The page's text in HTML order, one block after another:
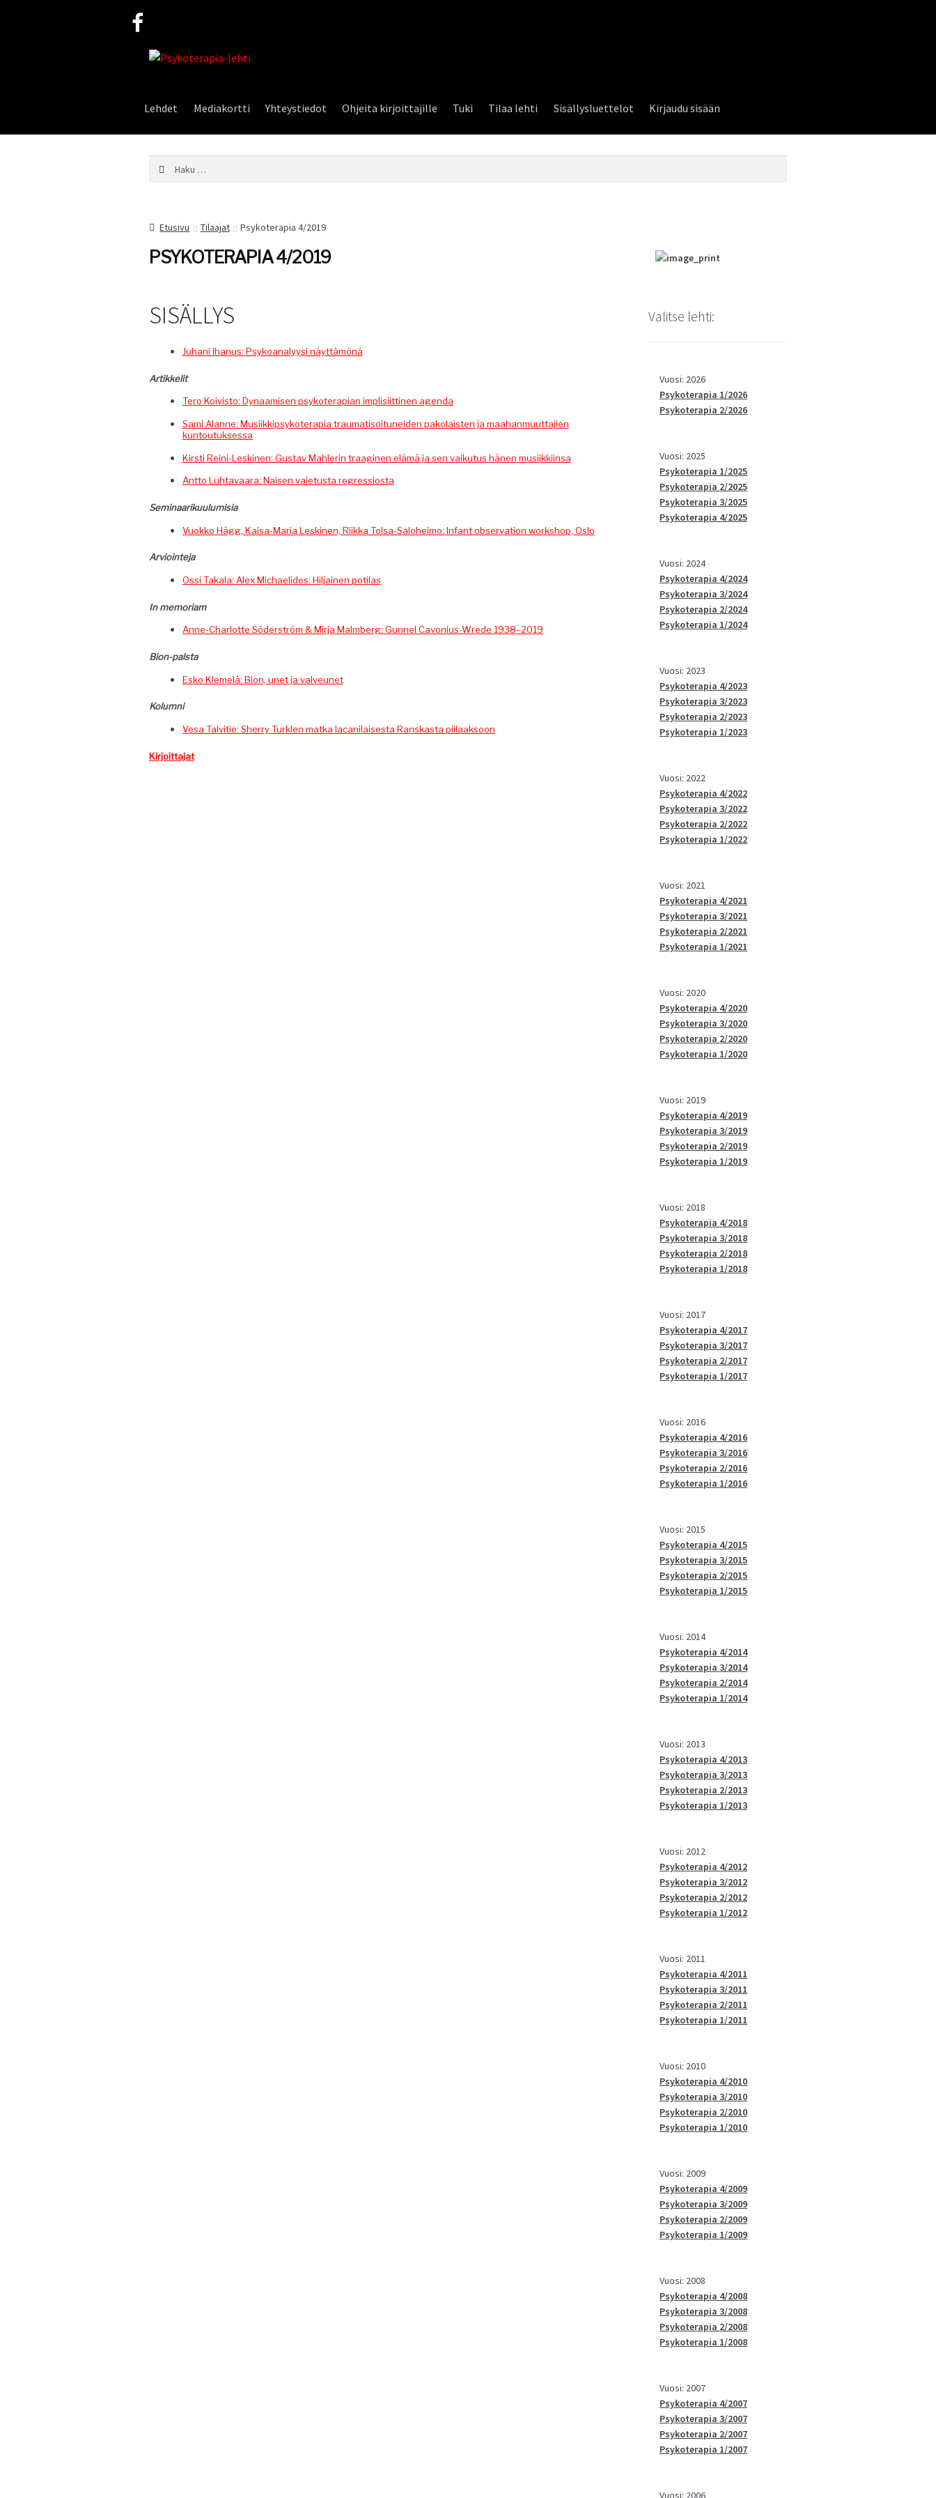
Siirry
Siirry
Lehdet Mediakortti Yhteystiedot Ohjeita kirjoittajille Tuki Tilaa lehti Sisällysluettelot Kirjaudu sisään
Etusivu Tilaajat Psykoterapia 4/2019
PSYKOTERAPIA 4/2019
SISÄLLYS
Juhani Ihanus: Psyko­ana­lyysi näyttämönä
Artikke­lit
Tero Koivis­to: Dynaamisen psykoter­api­an implisi­it­ti­nen agenda
Sami Alanne: Musi­ikkip­sykoter­apia trau­ma­ti­soitunei­den pako­lais­ten ja maa­han­muut­ta­jien
kuntoutuksessa
Kirsti Rei­ni-Lesk­i­nen: Gus­tav Mahlerin traagi­nen elämä ja sen vaiku­tus hänen musiikkiinsa
Ant­to Luh­tavaara: Naisen vai­etus­ta regressiosta
Sem­i­naariku­u­lu­misia
Vuokko Hägg, Kaisa-Maria Lesk­i­nen, Riik­ka Tol­sa-Salo­heimo: Infant obser­va­tion work­shop, Oslo
Arvioin­te­ja
Ossi Takala: Alex Michaelides: Hil­jainen potilas
In memo­ri­am
Anne-Char­lotte Söder­ström & Mir­ja Malm­berg: Gun­nel Cavo­nius-Wrede 1938–2019
Bion-pal­s­ta
Esko Klemelä: Bion, unet ja valveunet
Kolum­ni
Vesa Talvi­tie: Sher­ry Turklen mat­ka lacani­lais­es­ta Ran­skas­ta piilaaksoon
Kir­joit­ta­jat
Valitse lehti:
Vuosi: 2026
Psykoterapia 1/2026
Psykoterapia 2/2026
Vuosi: 2025
Psykoterapia 1/2025
Psykoterapia 2/2025
Psykoterapia 3/2025
Psykoterapia 4/2025
Vuosi: 2024
Psykoterapia 4/2024
Psykoterapia 3/2024
Psykoterapia 2/2024
Psykoterapia 1/2024
Vuosi: 2023
Psykoterapia 4/2023
Psykoterapia 3/2023
Psykoterapia 2/2023
Psykoterapia 1/2023
Vuosi: 2022
Psykoterapia 4/2022
Psykoterapia 3/2022
Psykoterapia 2/2022
Psykoterapia 1/2022
Vuosi: 2021
Psykoterapia 4/2021
Psykoterapia 3/2021
Psykoterapia 2/2021
Psykoterapia 1/2021
Vuosi: 2020
Psykoterapia 4/2020
Psykoterapia 3/2020
Psykoterapia 2/2020
Psykoterapia 1/2020
Vuosi: 2019
Psykoterapia 4/2019
Psykoterapia 3/2019
Psykoterapia 2/2019
Psykoterapia 1/2019
Vuosi: 2018
Psykoterapia 4/2018
Psykoterapia 3/2018
Psykoterapia 2/2018
Psykoterapia 1/2018
Vuosi: 2017
Psykoterapia 4/2017
Psykoterapia 3/2017
Psykoterapia 2/2017
Psykoterapia 1/2017
Vuosi: 2016
Psykoterapia 4/2016
Psykoterapia 3/2016
Psykoterapia 2/2016
Psykoterapia 1/2016
Vuosi: 2015
Psykoterapia 4/2015
Psykoterapia 3/2015
Psykoterapia 2/2015
Psykoterapia 1/2015
Vuosi: 2014
Psykoterapia 4/2014
Psykoterapia 3/2014
Psykoterapia 2/2014
Psykoterapia 1/2014
Vuosi: 2013
Psykoterapia 4/2013
Psykoterapia 3/2013
Psykoterapia 2/2013
Psykoterapia 1/2013
Vuosi: 2012
Psykoterapia 4/2012
Psykoterapia 3/2012
Psykoterapia 2/2012
Psykoterapia 1/2012
Vuosi: 2011
Psykoterapia 4/2011
Psykoterapia 3/2011
Psykoterapia 2/2011
Psykoterapia 1/2011
Vuosi: 2010
Psykoterapia 4/2010
Psykoterapia 3/2010
Psykoterapia 2/2010
Psykoterapia 1/2010
Vuosi: 2009
Psykoterapia 4/2009
Psykoterapia 3/2009
Psykoterapia 2/2009
Psykoterapia 1/2009
Vuosi: 2008
Psykoterapia 4/2008
Psykoterapia 3/2008
Psykoterapia 2/2008
Psykoterapia 1/2008
Vuosi: 2007
Psykoterapia 4/2007
Psykoterapia 3/2007
Psykoterapia 2/2007
Psykoterapia 1/2007
Vuosi: 2006